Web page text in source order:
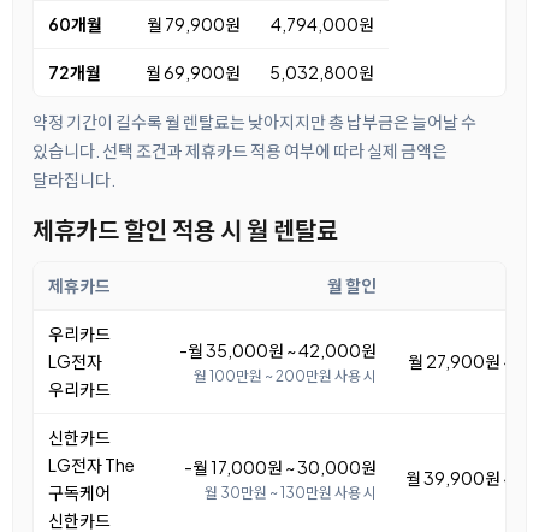
60개월 월 79,900원 4,794,000원
72개월 월 69,900원 5,032,800원
약정 기간이 길수록 월 렌탈료는 낮아지지만 총 납부금은 늘어날 수
있습니다. 선택 조건과 제휴카드 적용 여부에 따라 실제 금액은
달라집니다.
제휴카드 할인 적용 시 월 렌탈료
제휴카드 월 할인
우리카드
LG전자
우리카드
-월 35,000원 ~ 42,000원
월 100만원 ~ 200만원 사용 시
월 27,900원 ~
신한카드
LG전자 The
구독케어
신한카드
-월 17,000원 ~ 30,000원
월 30만원 ~ 130만원 사용 시
월 39,900원 ~